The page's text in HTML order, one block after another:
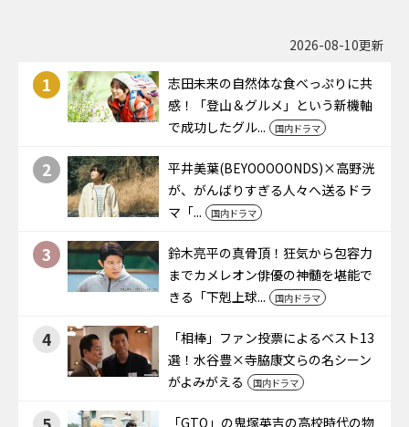
2026-08-10更新
1
志田未来の自然体な食べっぷりに共
感！「登山＆グルメ」という新機軸
で成功したグル...
国内ドラマ
2
平井美葉(BEYOOOOONDS)×高野洸
が、がんばりすぎる人々へ送るドラ
マ「...
国内ドラマ
3
鈴木亮平の真骨頂！狂気から包容力
までカメレオン俳優の神髄を堪能で
きる「下剋上球...
国内ドラマ
4
「相棒」ファン投票によるベスト13
選！水谷豊×寺脇康文らの名シーン
がよみがえる
国内ドラマ
「GTO」の鬼塚英吉の高校時代の物